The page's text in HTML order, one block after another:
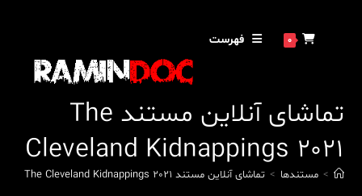
0 فهرست
تماشای آنلاین مستند The
Cleveland Kidnappings 2021
> مستندها > تماشای آنلاین مستند The Cleveland Kidnappings 2021